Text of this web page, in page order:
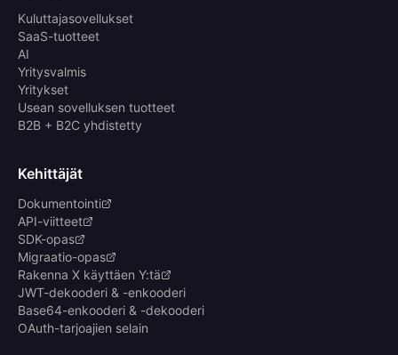
Kuluttajasovellukset
SaaS-tuotteet
AI
Yritysvalmis
Yritykset
Usean sovelluksen tuotteet
B2B + B2C yhdistetty
Kehittäjät
Dokumentointi
API-viitteet
SDK-opas
Migraatio-opas
Rakenna X käyttäen Y:tä
JWT-dekooderi & -enkooderi
Base64-enkooderi & -dekooderi
OAuth-tarjoajien selain